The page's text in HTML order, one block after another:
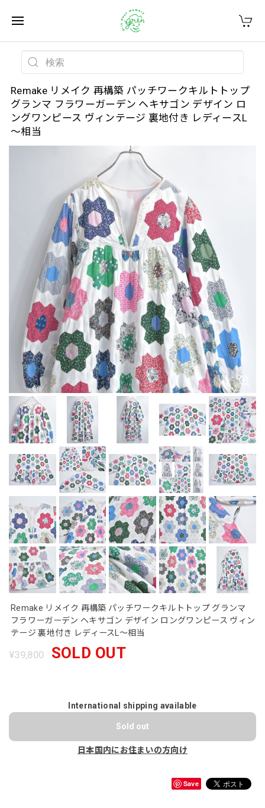
Remake リメイク 再構築 パッチワークキルトトップ
グランマ フラワーガーデン ヘキサゴン デザイン ロ
ングワンピース ヴィンテージ 裏地付き レディースL
～相当
Remake リメイク 再構築 パッチワークキルトトップ グランマ
フラワーガーデン ヘキサゴン デザイン ロングワンピース ヴィン
テージ 裏地付き レディースL～相当
¥39,800 SOLD OUT
International shipping available
Sold out
日本国内にお住まいの方向け
Save